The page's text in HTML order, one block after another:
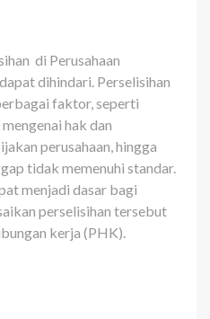
di Perusahaan
dihindari. Perselisihan
faktor, seperti
hak dan
perusahaan, hingga
tidak memenuhi standar.
menjadi dasar bagi
perselisihan tersebut
kerja (PHK).